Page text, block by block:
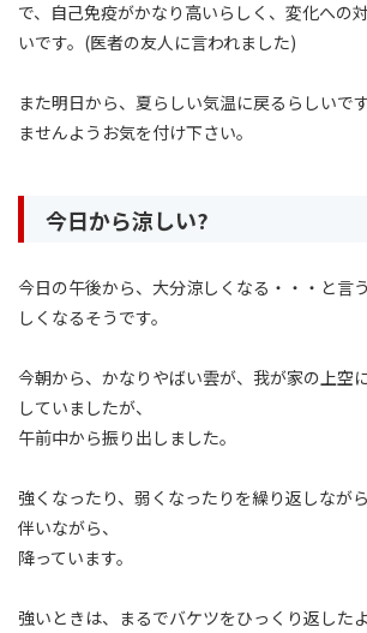
で、自己免疫がかなり高いらしく、変化への
いです。(医者の友人に言われました)
また明日から、夏らしい気温に戻るらしいで
ませんようお気を付け下さい。
今日から涼しい?
今日の午後から、大分涼しくなる・・・と言
しくなるそうです。
今朝から、かなりやばい雲が、我が家の上空
していましたが、
午前中から振り出しました。
強くなったり、弱くなったりを繰り返しなが
伴いながら、
降っています。
強いときは、まるでバケツをひっくり返した